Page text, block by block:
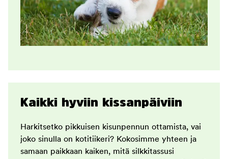
Kaikki hyviin kissanpäiviin
Harkitsetko pikkuisen kisunpennun ottamista, vai
joko sinulla on kotitiikeri? Kokosimme yhteen ja
samaan paikkaan kaiken, mitä silkkitassusi